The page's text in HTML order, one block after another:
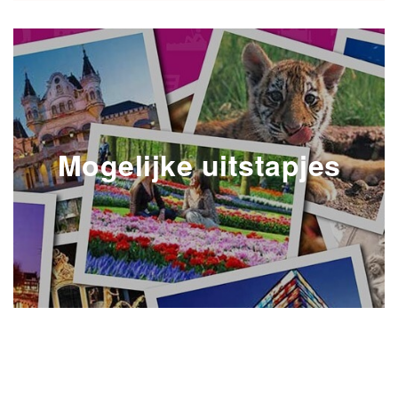
Mogelijke uitstapjes